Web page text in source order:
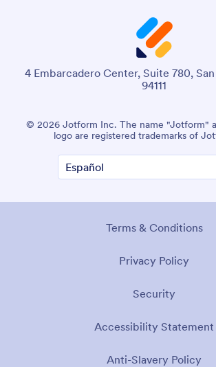
4 Embarcadero Center, Suite 780,
94111
© 2026 Jotform Inc. The name "Jotform"
logo are registered trademarks of
Terms & Conditions
Privacy Policy
Security
Accessibility Statement
Anti-Slavery Policy